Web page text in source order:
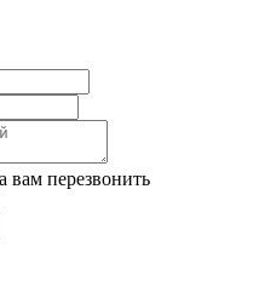
вам перезвонить